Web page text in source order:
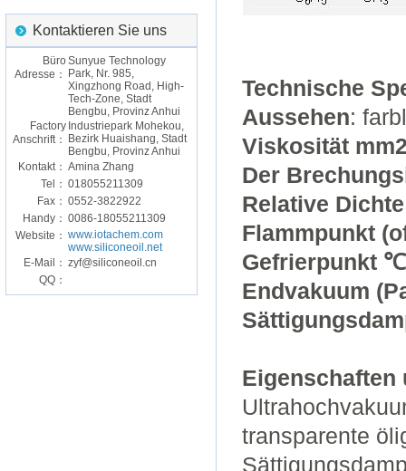
Kontaktieren Sie uns
Büro
Adresse：
Sunyue Technology
Park, Nr. 985,
Xingzhong Road, High-
Tech-Zone, Stadt
Bengbu, Provinz Anhui
Factory
Anschrift：
Industriepark Mohekou,
Bezirk Huaishang, Stadt
Bengbu, Provinz Anhui
Kontakt： Amina Zhang
Tel： 018055211309
Fax： 0552-3822922
Handy： 0086-18055211309
Website： www.iotachem.com
www.siliconeoil.net
E-Mail： zyf@siliconeoil.cn
QQ：
Technische
Aussehen:
Viskosität
Der
Relative
Flammpunkt
Gefrierpunkt
Endvakuum
Eigenschaften
transparente